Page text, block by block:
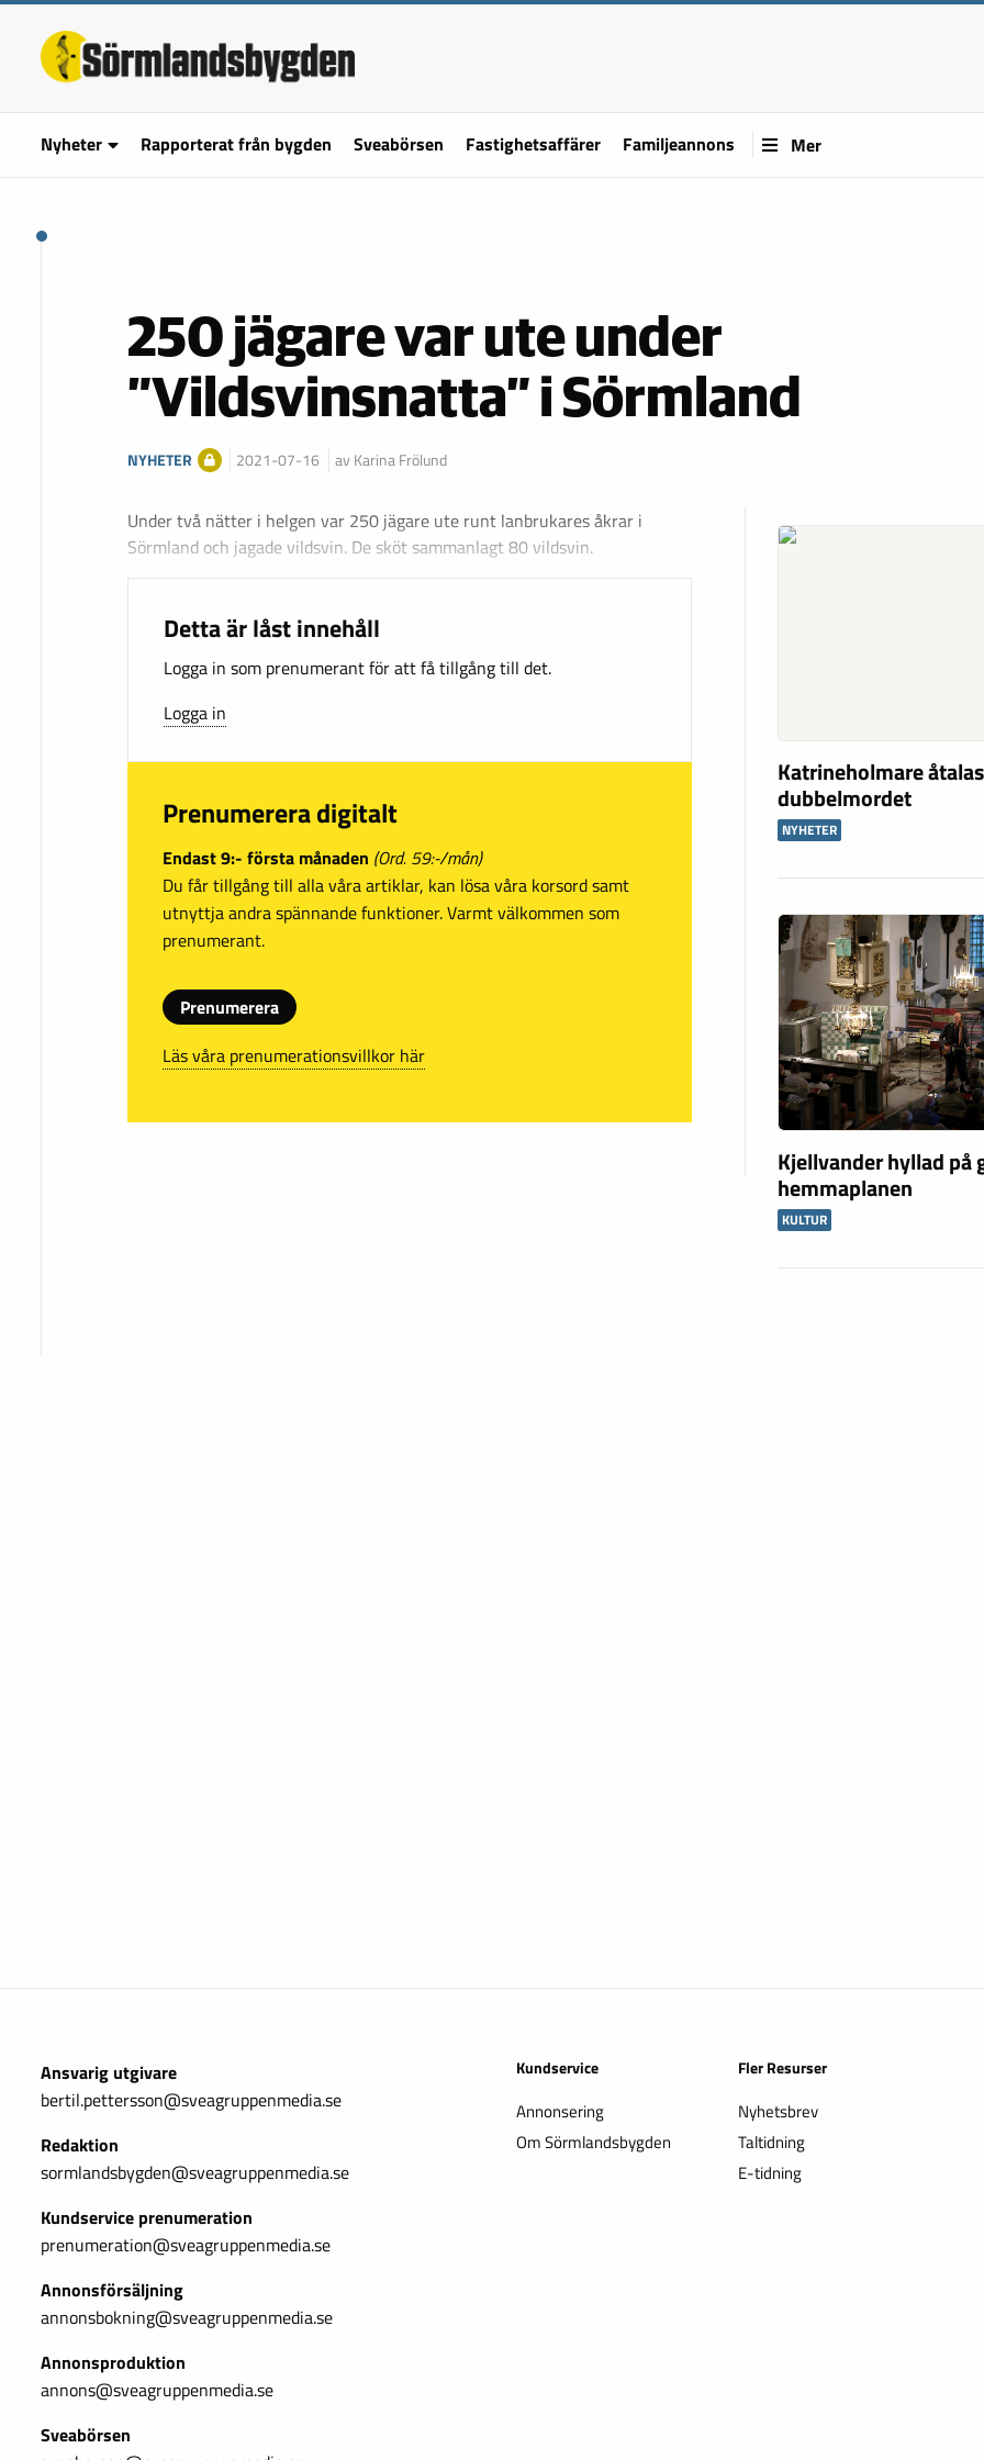
Nyheter Rapporterat från bygden Sveabörsen Fastighetsaffärer Familjeannons Mer
250 jägare var ute under
”Vildsvinsnatta” i Sörmland
NYHETER 2021-07-16 av Karina Frölund
Under två nätter i helgen var 250 jägare ute runt lanbrukares åkrar i
Sörmland och jagade vildsvin. De sköt sammanlagt 80 vildsvin.
Detta är låst innehåll
Logga in som prenumerant för att få tillgång till det.
Logga in
Prenumerera digitalt
Endast 9:- första månaden (Ord. 59:-/mån)
Du får tillgång till alla våra artiklar, kan lösa våra korsord samt
utnyttja andra spännande funktioner. Varmt välkommen som
prenumerant.
Prenumerera
Läs våra prenumerationsvillkor här
Katrineholmare
dubbelmordet
NYHETER
Kjellvander hyllad på
hemmaplanen
KULTUR
Ansvarig utgivare
bertil.pettersson@sveagruppenmedia.se
Redaktion
sormlandsbygden@sveagruppenmedia.se
Kundservice prenumeration
prenumeration@sveagruppenmedia.se
Annonsförsäljning
annonsbokning@sveagruppenmedia.se
Annonsproduktion
annons@sveagruppenmedia.se
Sveabörsen
Kundservice
Annonsering
Om Sörmlandsbygden
Fler Resurser
Nyhetsbrev
Taltidning
E-tidning